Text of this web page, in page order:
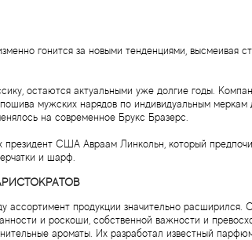
гонится за новыми тенденциями, высмеивая
остаются актуальными уже долгие годы.
мужских нарядов по индивидуальным
на современное Брукс Бразерс.
США Авраам Линкольн, который
и шарф.
ассортимент продукции значительно
и роскоши, собственной важности и
ароматы. Их разработал известный